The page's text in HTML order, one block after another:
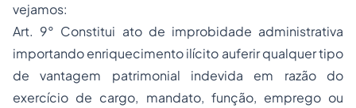
vejamos:
Art. 9° Constitui ato de improbidade administrativa
importando enriquecimento ilícito auferir qualquer tipo
de vantagem patrimonial indevida em razão do
exercício de cargo, mandato, função, emprego ou